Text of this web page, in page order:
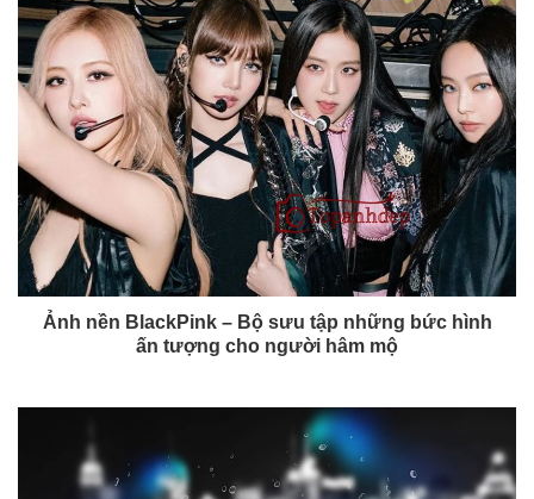
Ảnh nền BlackPink – Bộ sưu tập những bức hình
ấn tượng cho người hâm mộ